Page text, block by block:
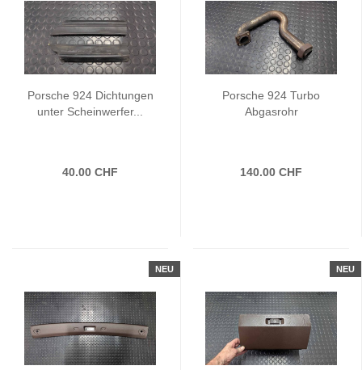
Porsche 924 Dichtungen
unter Scheinwerfer...
40.00 CHF
Porsche 924 Turbo
Abgasrohr
140.00 CHF
NEU NEU